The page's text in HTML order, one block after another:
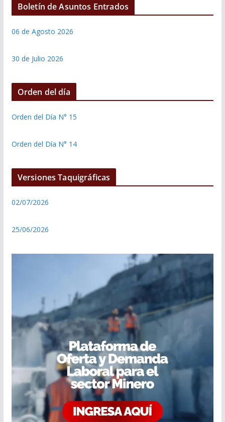
Boletín de Asuntos Entrados
06 de Agosto 2026
30 de Julio 2026
Orden del día
Orden del Día N° 15
Orden del Día N° 14
Versiones Taquigráficas
02/07/2026
25/06/2026